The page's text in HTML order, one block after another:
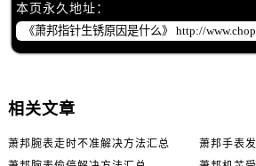
本页永久地址：
相关文章
萧邦腕表走时不准解决方法汇总